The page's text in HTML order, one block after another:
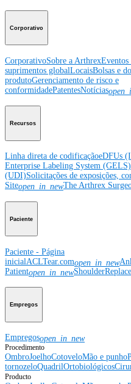
Corporativo
CorporativoSobre a Arthrex
suprimentos globalLocaisBolsas e
produtoGerenciamento de risco e
conformidadePatentesNotícias
Recursos
Linha direta de codificaçãoeDFUs
Enterprise Labeling System (GELS)
(UDI)Solicitações de exposições,
Siteopen_in_newThe Arthrex
Paciente
Paciente - Página
inicial ACLTear.comopen_in_new
Patientopen_in_new
Empregos
Empregosopen_in_new
Procedimento
OmbroJoelhoCotoveloMão e punho
tornozeloQuadrilOrtobiológicos
Producto